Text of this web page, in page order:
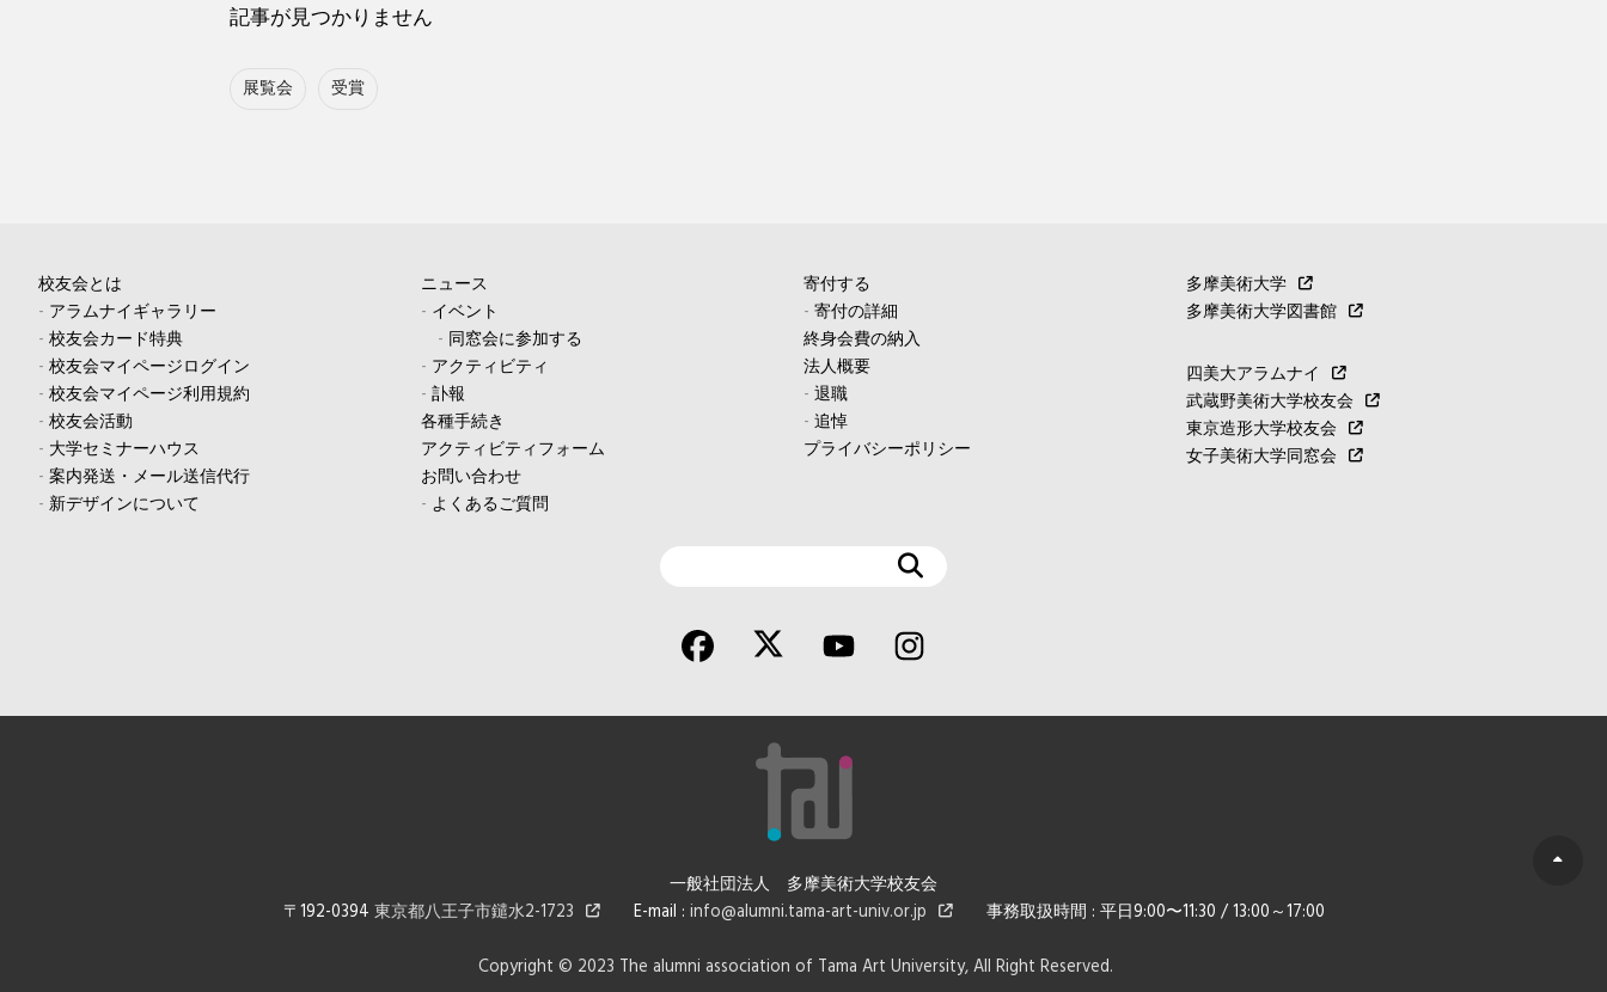
記事が見つかりません
展覧会 受賞
校友会とは
- アラムナイギャラリー
- 校友会カード特典
- 校友会マイページログイン
- 校友会マイページ利用規約
- 校友会活動
- 大学セミナーハウス
- 案内発送・メール送信代行
- 新デザインについて
ニュース
- イベント
- 同窓会に参加する
- アクティビティ
- 訃報
各種手続き
アクティビティフォーム
お問い合わせ
- よくあるご質問
寄付する
- 寄付の詳細
終身会費の納入
法人概要
- 退職
- 追悼
プライバシーポリシー
多摩美術大学
多摩美術大学図書館
四美大アラムナイ
武蔵野美術大学校友会
東京造形大学校友会
女子美術大学同窓会
一般社団法人 多摩美術大学校友会
〒192-0394 東京都八王子市鑓水2-1723 E-mail : info@alumni.tama-art-univ.or.jp 事務取扱時間 : 平日9:00〜11:30 / 13:00～17:00
Copyright © 2023 The alumni association of Tama Art University, All Right Reserved.